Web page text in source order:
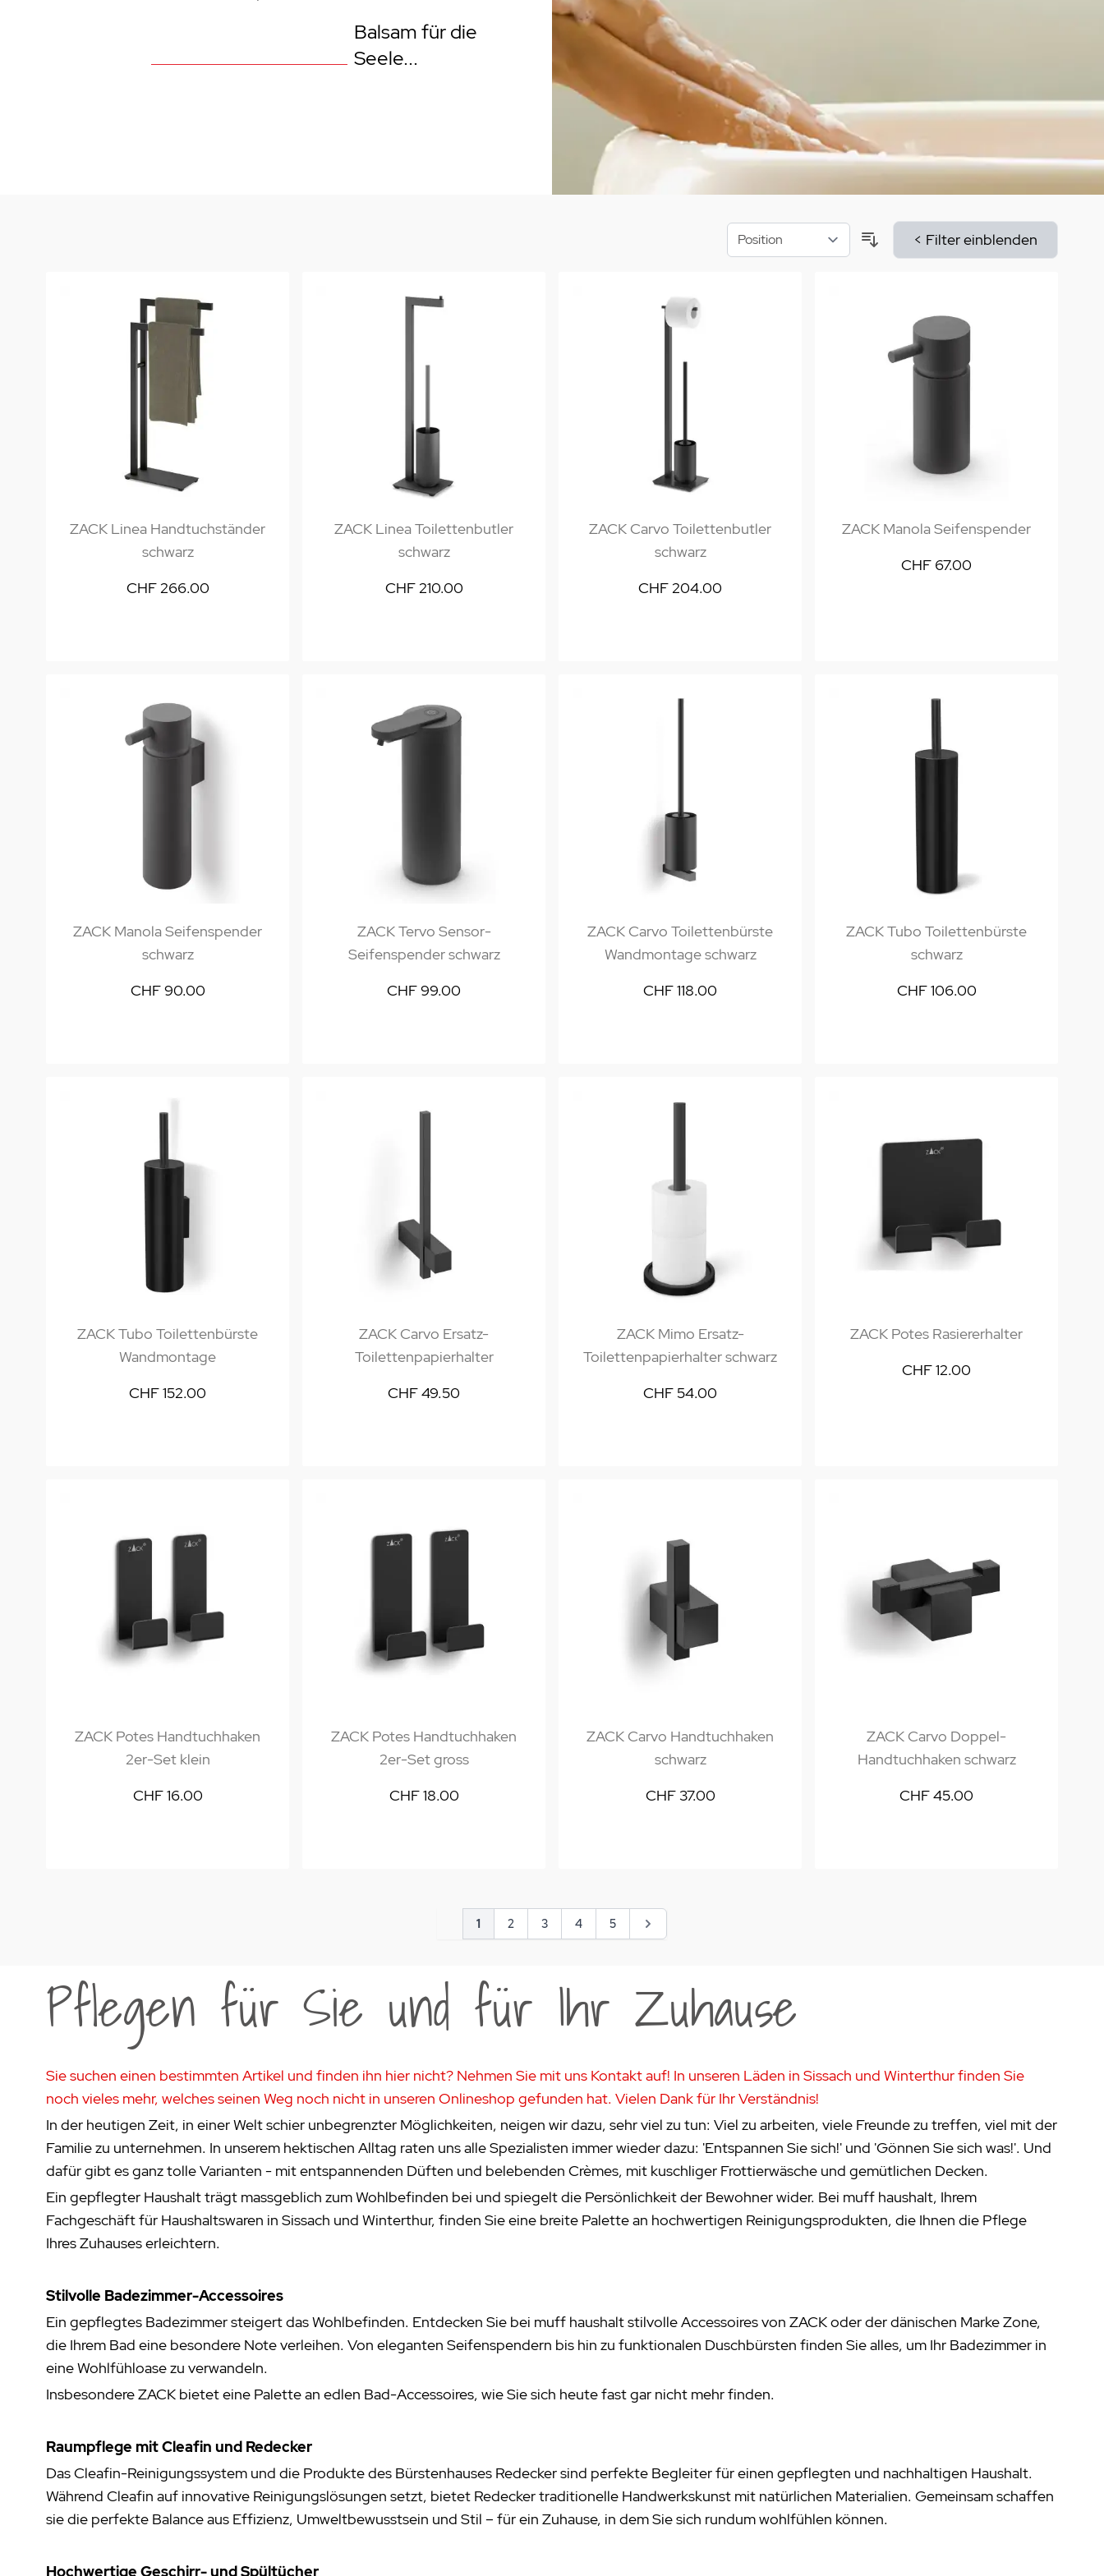
Fondue & Raclette
Schüsseln & Siebe
Schalen & Körbe
Diverses
Kühltaschen | IsoliertaschenReinigung
Balsam für die
Seele...
Sortieren nach
< Filter einblenden
ZACK Linea Handtuchständer
schwarz
CHF 266.00
ZACK Linea Toilettenbutler
schwarz
CHF 210.00
ZACK Carvo Toilettenbutler
schwarz
CHF 204.00
ZACK Manola Seifenspender
CHF 67.00
ZACK Manola Seifenspender
schwarz
CHF 90.00
ZACK Tervo Sensor-
Seifenspender schwarz
CHF 99.00
ZACK Carvo Toilettenbürste
Wandmontage schwarz
CHF 118.00
ZACK Tubo Toilettenbürste
schwarz
CHF 106.00
ZACK Tubo Toilettenbürste
Wandmontage
CHF 152.00
ZACK Carvo Ersatz-
Toilettenpapierhalter
CHF 49.50
ZACK Mimo Ersatz-
Toilettenpapierhalter schwarz
CHF 54.00
ZACK Potes Rasiererhalter
CHF 12.00
ZACK Potes Handtuchhaken
2er-Set klein
CHF 16.00
ZACK Potes Handtuchhaken
2er-Set gross
CHF 18.00
ZACK Carvo Handtuchhaken
schwarz
CHF 37.00
ZACK Carvo Doppel-
Handtuchhaken schwarz
CHF 45.00
Seite
Sie lesen gerade Seite
1 Seite
2 Seite
3 Seite
4 Seite
5 Seite
Pflegen für Sie und für Ihr Zuhause
Sie suchen einen bestimmten Artikel und finden ihn hier nicht? Nehmen Sie mit uns Kontakt auf! In unseren Läden in Sissach und Winterthur finden Sie
noch vieles mehr, welches seinen Weg noch nicht in unseren Onlineshop gefunden hat. Vielen Dank für Ihr Verständnis!
In der heutigen Zeit, in einer Welt schier unbegrenzter Möglichkeiten, neigen wir dazu, sehr viel zu tun: Viel zu arbeiten, viele Freunde zu treffen, viel mit der
Familie zu unternehmen. In unserem hektischen Alltag raten uns alle Spezialisten immer wieder dazu: 'Entspannen Sie sich!' und 'Gönnen Sie sich was!'. Und
dafür gibt es ganz tolle Varianten - mit entspannenden Düften und belebenden Crèmes, mit kuschliger Frottierwäsche und gemütlichen Decken.
Ein gepflegter Haushalt trägt massgeblich zum Wohlbefinden bei und spiegelt die Persönlichkeit der Bewohner wider. Bei muff haushalt, Ihrem
Fachgeschäft für Haushaltswaren in Sissach und Winterthur, finden Sie eine breite Palette an hochwertigen Reinigungsprodukten, die Ihnen die Pflege
Ihres Zuhauses erleichtern.
Stilvolle Badezimmer-Accessoires
Ein gepflegtes Badezimmer steigert das Wohlbefinden. Entdecken Sie bei muff haushalt stilvolle Accessoires von ZACK oder der dänischen Marke Zone,
die Ihrem Bad eine besondere Note verleihen. Von eleganten Seifenspendern bis hin zu funktionalen Duschbürsten finden Sie alles, um Ihr Badezimmer in
eine Wohlfühloase zu verwandeln.
Insbesondere ZACK bietet eine Palette an edlen Bad-Accessoires, wie Sie sich heute fast gar nicht mehr finden.
Raumpflege mit Cleafin und Redecker
Das Cleafin-Reinigungssystem und die Produkte des Bürstenhauses Redecker sind perfekte Begleiter für einen gepflegten und nachhaltigen Haushalt.
Während Cleafin auf innovative Reinigungslösungen setzt, bietet Redecker traditionelle Handwerkskunst mit natürlichen Materialien. Gemeinsam schaffen
sie die perfekte Balance aus Effizienz, Umweltbewusstsein und Stil – für ein Zuhause, in dem Sie sich rundum wohlfühlen können.
Hochwertige Geschirr- und Spültücher